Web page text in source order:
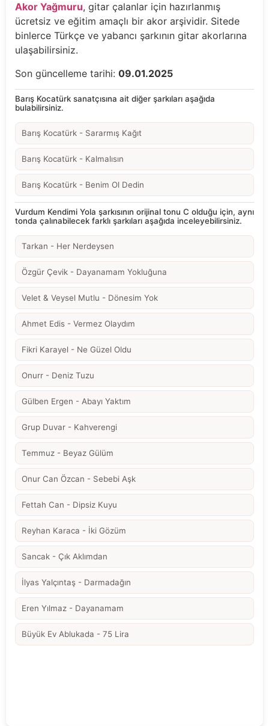
Akor Yağmuru, gitar çalanlar için hazırlanmış
ücretsiz ve eğitim amaçlı bir akor arşividir. Sitede
binlerce Türkçe ve yabancı şarkının gitar akorlarına
ulaşabilirsiniz.
Son güncelleme tarihi: 09.01.2025
Barış Kocatürk sanatçısına ait diğer şarkıları aşağıda
bulabilirsiniz.
Barış Kocatürk - Sararmış Kağıt
Barış Kocatürk - Kalmalısın
Barış Kocatürk - Benim Ol Dedin
Vurdum Kendimi Yola şarkısının orijinal tonu C olduğu için, aynı
tonda çalınabilecek farklı şarkıları aşağıda inceleyebilirsiniz.
Tarkan - Her Nerdeysen
Özgür Çevik - Dayanamam Yokluğuna
Velet & Veysel Mutlu - Dönesim Yok
Ahmet Edis - Vermez Olaydım
Fikri Karayel - Ne Güzel Oldu
Onurr - Deniz Tuzu
Gülben Ergen - Abayı Yaktım
Grup Duvar - Kahverengi
Temmuz - Beyaz Gülüm
Onur Can Özcan - Sebebi Aşk
Fettah Can - Dipsiz Kuyu
Reyhan Karaca - İki Gözüm
Sancak - Çık Aklımdan
İlyas Yalçıntaş - Darmadağın
Eren Yılmaz - Dayanamam
Büyük Ev Ablukada - 75 Lira